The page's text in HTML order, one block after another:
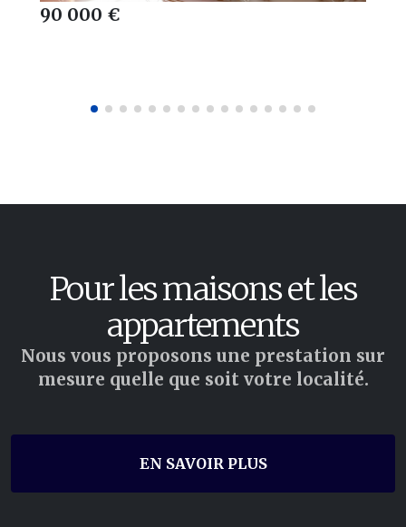
90 000 €
Pour les maisons et les
appartements
Nous vous proposons une prestation sur
mesure quelle que soit votre localité.
EN SAVOIR PLUS